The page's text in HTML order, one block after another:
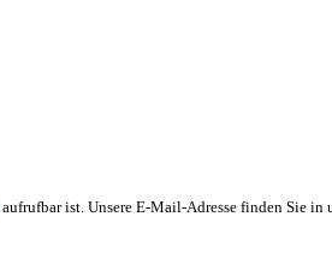
aufrufbarist. Unsere E-Mail-Adresse finden Sie in